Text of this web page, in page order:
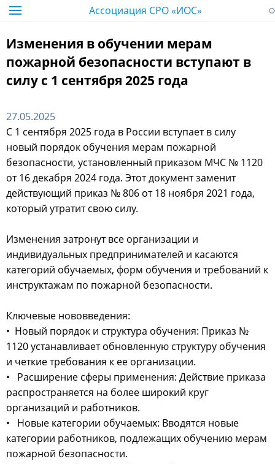
Ассоциация СРО «ИОС»
Изменения в обучении мерам
пожарной безопасности вступают в
силу с 1 сентября 2025 года
27.05.2025
С 1 сентября 2025 года в России вступает в силу
новый порядок обучения мерам пожарной
безопасности, установленный приказом МЧС № 1120
от 16 декабря 2024 года. Этот документ заменит
действующий приказ № 806 от 18 ноября 2021 года,
который утратит свою силу.
Изменения затронут все организации и
индивидуальных предпринимателей и касаются
категорий обучаемых, форм обучения и требований к
инструктажам по пожарной безопасности.
Ключевые нововведения:
• Новый порядок и структура обучения: Приказ №
1120 устанавливает обновленную структуру обучения
и четкие требования к ее организации.
• Расширение сферы применения: Действие приказа
распространяется на более широкий круг
организаций и работников.
• Новые категории обучаемых: Вводятся новые
категории работников, подлежащих обучению мерам
пожарной безопасности.